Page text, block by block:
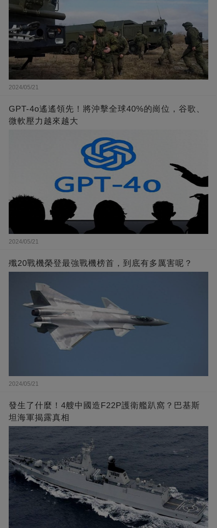
2024/05/21
GPT-4o遙遙領先！將沖擊全球40%的崗位，谷歌、
微軟壓力越來越大
2024/05/21
殲20戰機榮登最強戰機榜首，到底有多厲害呢？
2024/05/21
發生了什麼！4艘中國造F22P護衛艦趴窩？巴基斯
坦海軍揭露真相